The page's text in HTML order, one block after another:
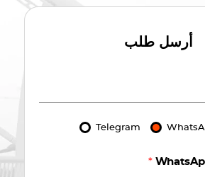
أرسل طلب
Telegram
*